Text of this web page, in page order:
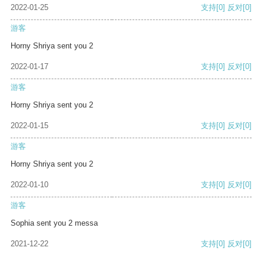
2022-01-25 支持[0] 反对[0]
游客
Horny Shriya sent you 2
2022-01-17 支持[0] 反对[0]
游客
Horny Shriya sent you 2
2022-01-15 支持[0] 反对[0]
游客
Horny Shriya sent you 2
2022-01-10 支持[0] 反对[0]
游客
Sophia sent you 2 messa
2021-12-22 支持[0] 反对[0]